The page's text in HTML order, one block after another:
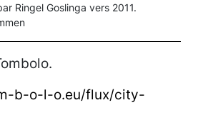
Ringel Goslinga vers 2011.
b-o-l-o.eu/flux/city-